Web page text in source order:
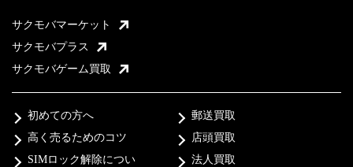
サクモバマーケット
サクモバプラス
サクモバゲーム買取
初めての方へ
高く売るためのコツ
SIMロック解除につい
郵送買取
店頭買取
法人買取